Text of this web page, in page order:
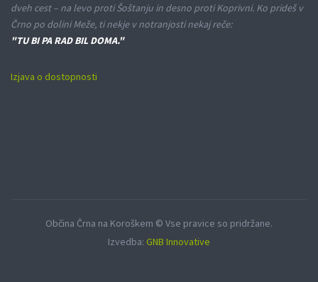
dveh cest – na levo proti Šoštanju in desno proti Koprivni. Ko prideš v
Črno po dolini Meže, ti nekje v notranjosti nekaj reče:
"TU BI PA RAD BIL DOMA."
Izjava o dostopnosti
Občina Črna na Koroškem © Vse pravice so pridržane.
Izvedba: GNB Innovative